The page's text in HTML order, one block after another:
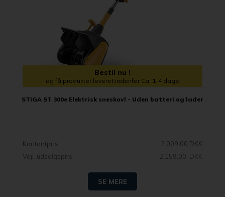
Bestil nu !
og få produktet leveret indenfor Ca. 1-4 dage
STIGA ST 300e Elektrisk sneskovl - Uden batteri og lader
Kontantpris
2.009,00 DKK
Vejl. udsalgspris
2.159,00 DKK
SE MERE